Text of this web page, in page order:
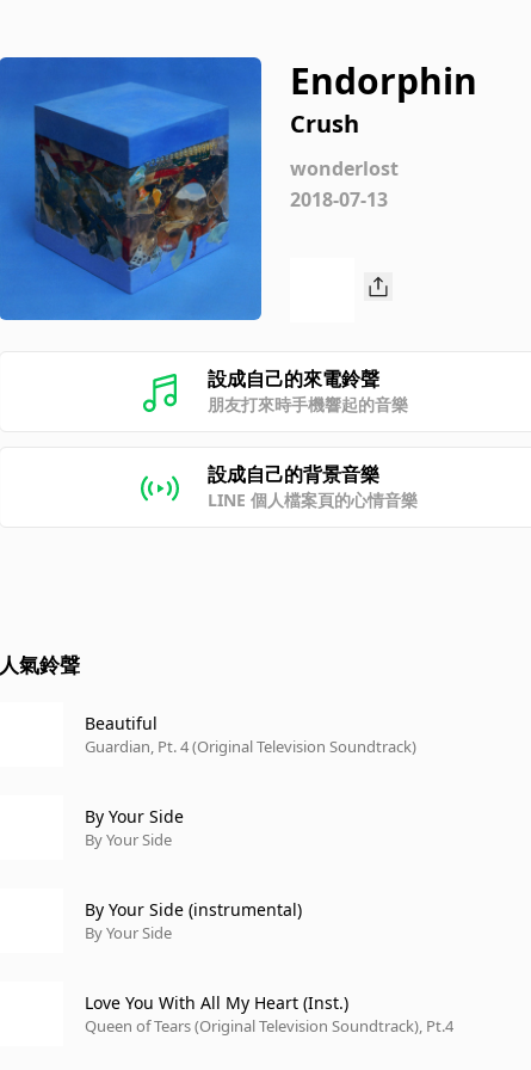
Endorphin
Crush
wonderlost
2018-07-13
設成自己的來電鈴聲
朋友打來時手機響起的音樂
設成自己的背景音樂
LINE 個人檔案頁的心情音樂
人氣鈴聲
Beautiful
Guardian, Pt. 4 (Original Television Soundtrack)
By Your Side
By Your Side
By Your Side (instrumental)
By Your Side
Love You With All My Heart (Inst.)
Queen of Tears (Original Television Soundtrack), Pt.4